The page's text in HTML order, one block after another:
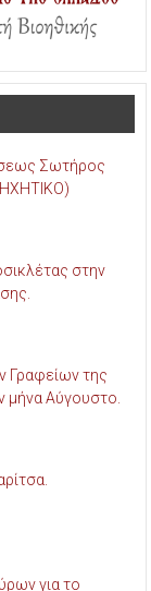
Σωτήρος
στην
Γραφείων της
μήνα Αύγουστο.
για το